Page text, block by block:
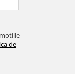
de